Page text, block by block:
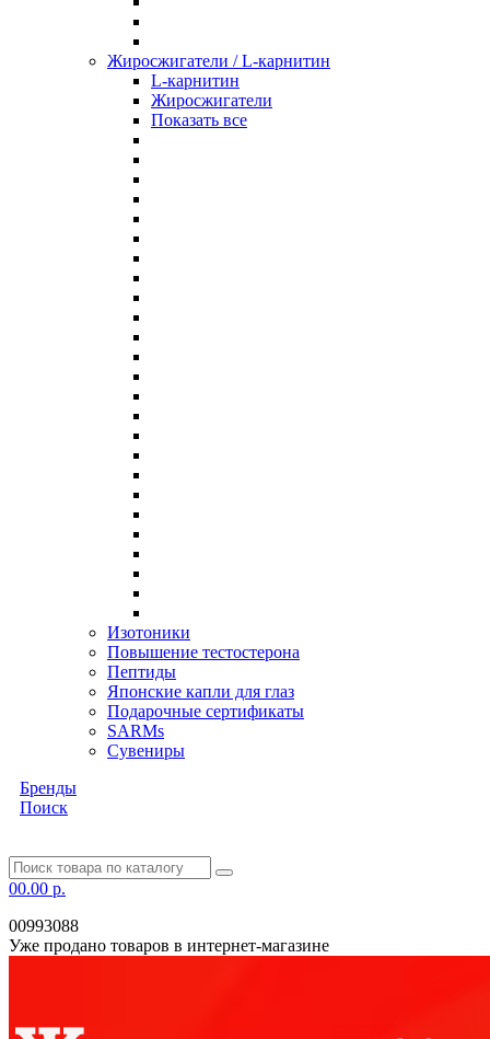
Жиросжигатели / L-карнитин
L-карнитин
Жиросжигатели
Показать все
Изотоники
Повышение тестостерона
Пептиды
Японские капли для глаз
Подарочные сертификаты
SARMs
Сувениры
Бренды
Поиск
00.00 р.
00993088
Уже продано товаров в интернет-магазине